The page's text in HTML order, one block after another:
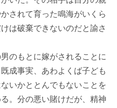
されて育った鳴海がいくら
は破棄できないのだと諭さ
のもとに嫁がされることに
成事実、あわよくば子ども
いかととんでもないことを
。分の悪い賭けだが、精神